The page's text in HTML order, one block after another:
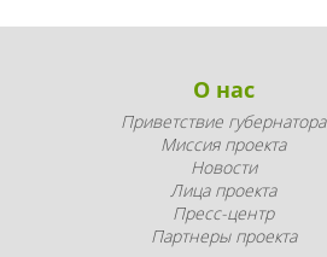
О нас
Приветствие губернатора
Миссия проекта
Новости
Лица проекта
Пресс-центр
Партнеры проекта